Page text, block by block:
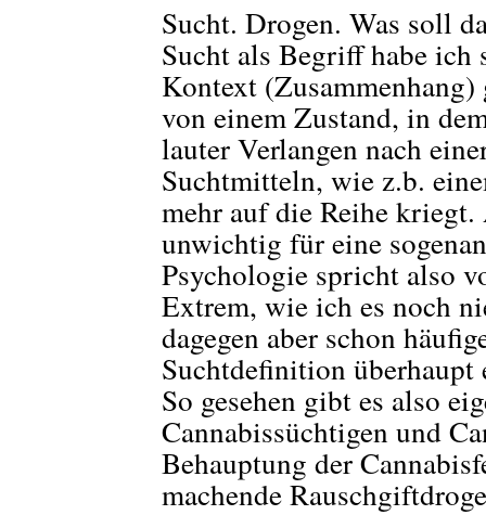
Sucht. Drogen. Was soll
Sucht als Begriff habe
Kontext
von einem Zustand, in
lauter Verlangen nach
Suchtmitteln, wie z.b.
mehr auf die Reihe
unwichtig für eine
Psychologie spricht also
Extrem, wie ich es noch
dagegen aber schon
Suchtdefinition überhaupt
So gesehen gibt es also
Cannabissüchtigen und
Behauptung der
machende